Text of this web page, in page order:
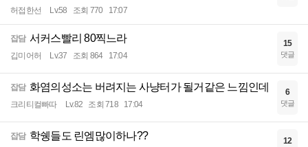
허접한선 Lv.58 조회 770 17:07
잡담 서커스빨리 80찍느라
깁미어허 Lv.37 조회 864 17:04
15
댓글
잡담 화염의성소는 버려지는 사냥터가 될거같은 느낌인데
크리티컬빠따 Lv.82 조회 718 17:04
6
댓글
잡담 학쉥들도 린엠많이하나?? 12